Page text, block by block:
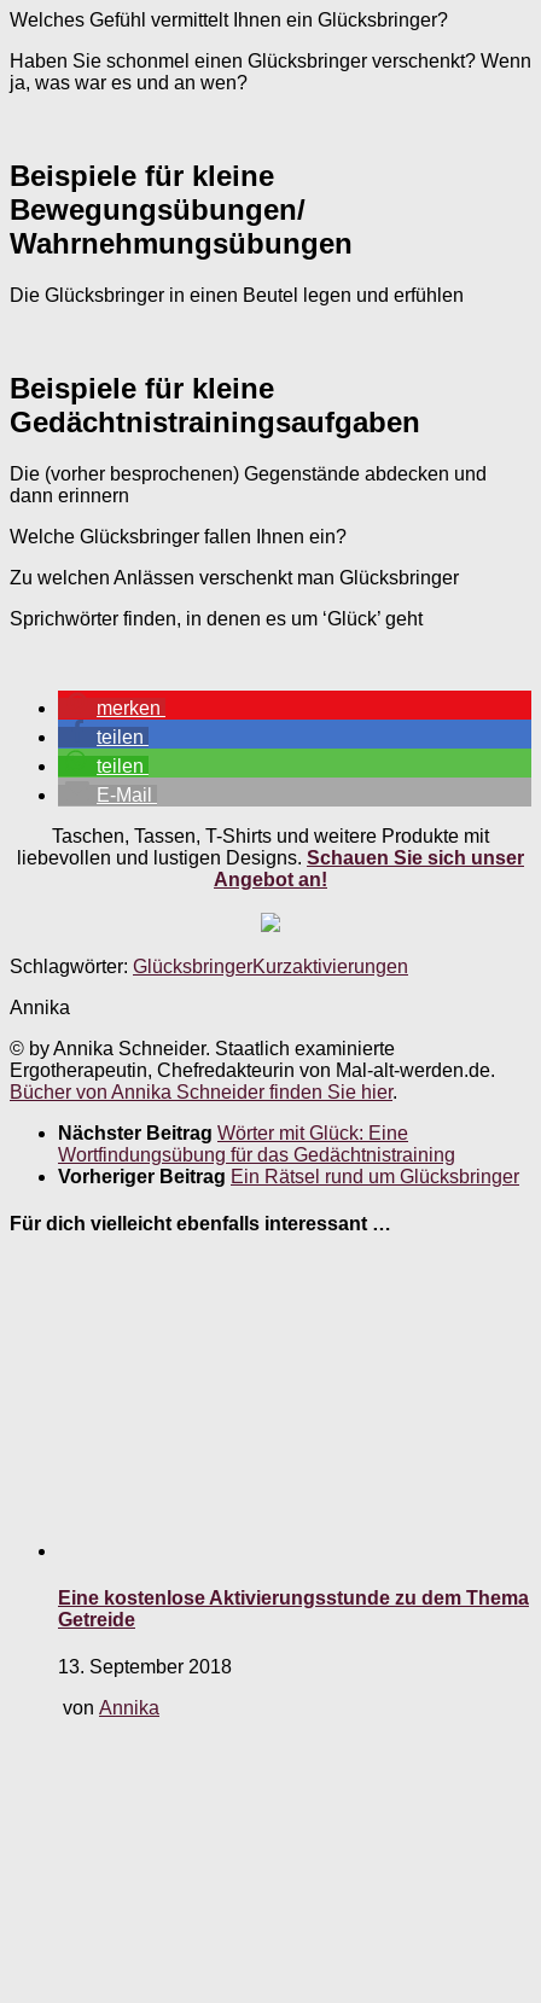
Welches Gefühl vermittelt Ihnen ein Glücksbringer?
Haben Sie schonmel einen Glücksbringer verschenkt? Wenn
ja, was war es und an wen?
Beispiele für kleine
Bewegungsübungen/
Wahrnehmungsübungen
Die Glücksbringer in einen Beutel legen und erfühlen
Beispiele für kleine
Gedächtnistrainingsaufgaben
Die (vorher besprochenen) Gegenstände abdecken und
dann erinnern
Welche Glücksbringer fallen Ihnen ein?
Zu welchen Anlässen verschenkt man Glücksbringer
Sprichwörter finden, in denen es um ‘Glück’ geht
merken
teilen
teilen
E-Mail
Taschen, Tassen, T-Shirts und weitere Produkte mit
liebevollen und lustigen Designs. Schauen Sie sich unser
Angebot an!
Schlagwörter: GlücksbringerKurzaktivierungen
Annika
© by Annika Schneider. Staatlich examinierte
Ergotherapeutin, Chefredakteurin von Mal-alt-werden.de.
Bücher von Annika Schneider finden Sie hier.
Nächster Beitrag Wörter mit Glück: Eine
Wortfindungsübung für das Gedächtnistraining
Vorheriger Beitrag Ein Rätsel rund um Glücksbringer
Für dich vielleicht ebenfalls interessant …
Eine kostenlose Aktivierungsstunde zu dem Thema
Getreide
13. September 2018
von Annika